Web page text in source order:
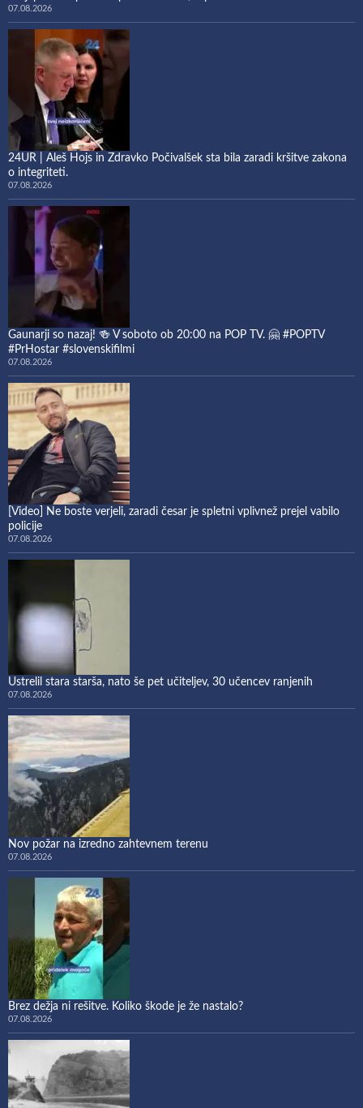
07.08.2026
24UR | Aleš Hojs in Zdravko Počivalšek sta bila zaradi kršitve zakona
o integriteti.
07.08.2026
Gaunarji so nazaj! 🍻 V soboto ob 20:00 na POP TV. 🤗 #POPTV
#PrHostar #slovenskifilmi
07.08.2026
[Video] Ne boste verjeli, zaradi česar je spletni vplivnež prejel vabilo
policije
07.08.2026
Ustrelil stara starša, nato še pet učiteljev, 30 učencev ranjenih
07.08.2026
Nov požar na izredno zahtevnem terenu
07.08.2026
Brez dežja ni rešitve. Koliko škode je že nastalo?
07.08.2026